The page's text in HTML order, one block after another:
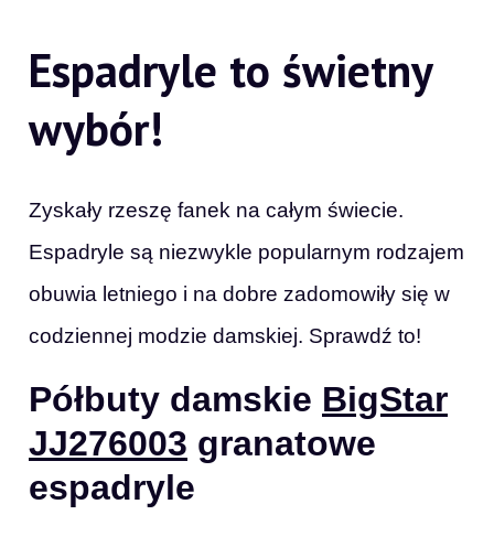
Espadryle to świetny
wybór!
Zyskały rzeszę fanek na całym świecie.
Espadryle są niezwykle popularnym rodzajem
obuwia letniego i na dobre zadomowiły się w
codziennej modzie damskiej. Sprawdź to!
Półbuty damskie BigStar
JJ276003 granatowe
espadryle